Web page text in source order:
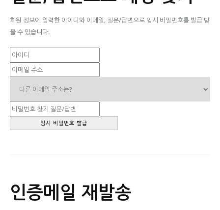
회원 정보에 입력한 아이디와 이메일, 질문/답변으로 임시 비밀번호를 발급 받
을 수 있습니다.
인증메일 재발송